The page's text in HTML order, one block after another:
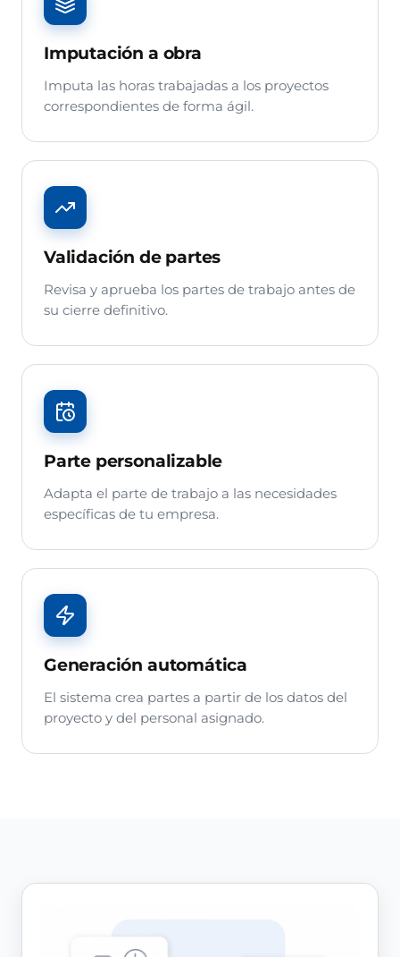
Imputación a obra
Imputa las horas trabajadas a los proyectos
correspondientes de forma ágil.
Validación de partes
Revisa y aprueba los partes de trabajo antes de
su cierre definitivo.
Parte personalizable
Adapta el parte de trabajo a las necesidades
específicas de tu empresa.
Generación automática
El sistema crea partes a partir de los datos del
proyecto y del personal asignado.